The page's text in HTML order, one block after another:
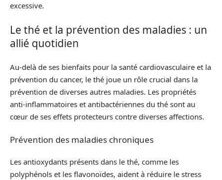
excessive.
Le thé et la prévention des maladies : un
allié quotidien
Au-delà de ses bienfaits pour la santé cardiovasculaire et la
prévention du cancer, le thé joue un rôle crucial dans la
prévention de diverses autres maladies. Les propriétés
anti-inflammatoires et antibactériennes du thé sont au
cœur de ses effets protecteurs contre diverses affections.
Prévention des maladies chroniques
Les antioxydants présents dans le thé, comme les
polyphénols et les flavonoïdes, aident à réduire le stress